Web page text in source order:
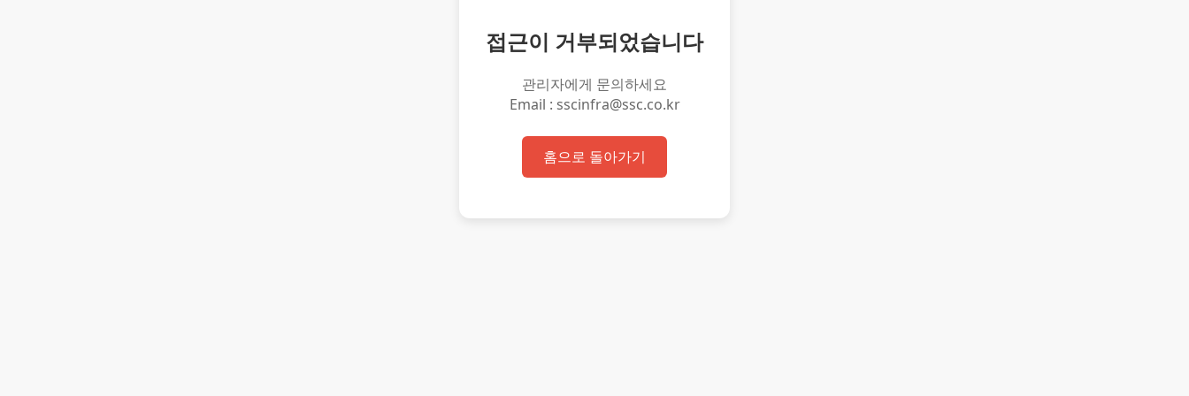
접근이 거부되었습니다
관리자에게 문의하세요
Email : sscinfra@ssc.co.kr
홈으로 돌아가기